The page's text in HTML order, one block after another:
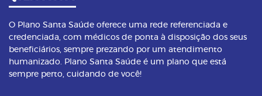
O Plano Santa Saúde oferece uma rede referenciada e
credenciada, com médicos de ponta à disposição dos seus
beneficiários, sempre prezando por um atendimento
humanizado. Plano Santa Saúde é um plano que está
sempre perto, cuidando de você!